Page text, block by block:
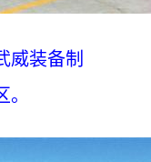
威装备制